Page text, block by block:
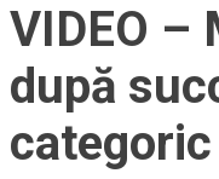
VIDEO –
după